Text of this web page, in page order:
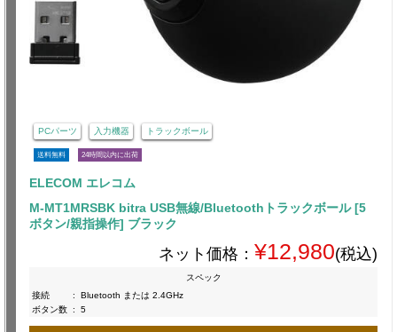
PCパーツ 入力機器 トラックボール
送料無料 24時間以内に出荷
ELECOM エレコム
M-MT1MRSBK bitra USB無線/Bluetoothトラックボール [5
ボタン/親指操作] ブラック
ネット価格： ¥12,980(税込)
スペック
接続
:
Bluetooth または 2.4GHz
ボタン数 : 5